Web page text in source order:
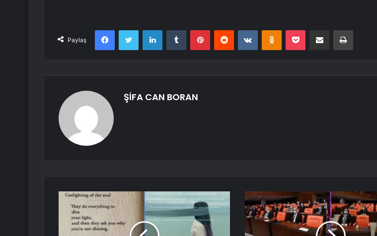
Paylaş
FacebookTwitter LinkedInTumblr PinterestReddit VKontakteOdnoklassniki
Pocket E-Posta ile paylaş Yazdır
ŞİFA CAN BORAN